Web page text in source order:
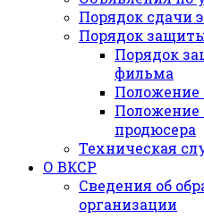
Порядок сдачи
Порядок
Порядок
фильма
Положение
Положение
продюсера
Техническая
О ВКСР
Сведения об
организации